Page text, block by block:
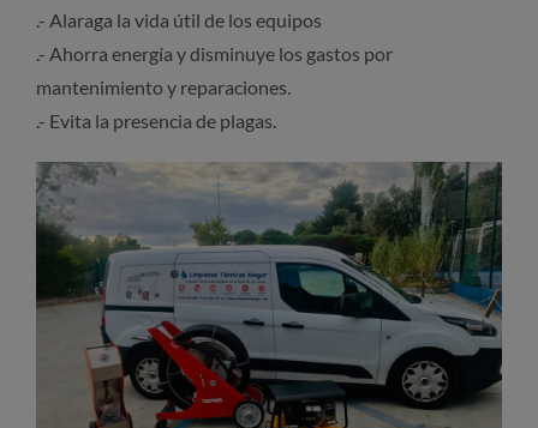
.- Alaraga la vida útil de los equipos
.- Ahorra energía y disminuye los gastos por
mantenimiento y reparaciones.
.- Evita la presencia de plagas.